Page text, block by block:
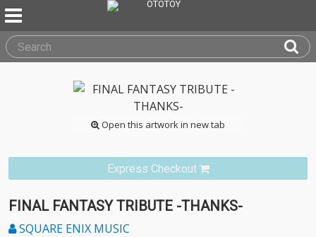
Open this artwork in new tab
Express Checkout
FINAL FANTASY TRIBUTE -THANKS-
SQUARE ENIX MUSIC